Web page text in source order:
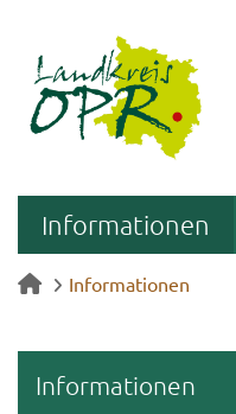
Informationen
Informationen
In­for­ma­tio­nen